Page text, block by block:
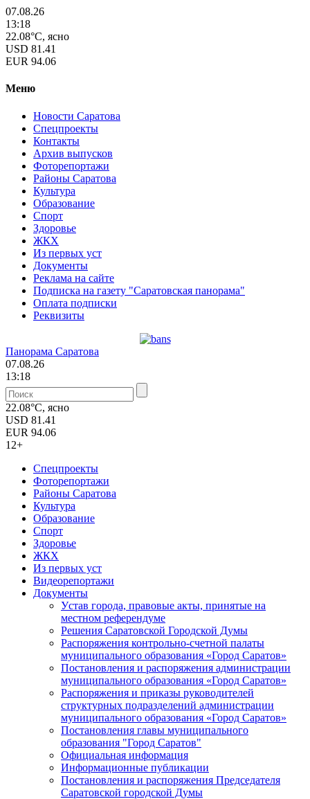
07.08.26
13:18
22.08°C, ясно
USD 81.41
EUR 94.06
Меню
Новости Саратова
Спецпроекты
Контакты
Архив выпусков
Фоторепортажи
Районы Саратова
Культура
Образование
Спорт
Здоровье
ЖКХ
Из пеpвых уст
Документы
Реклама на сайте
Подписка на газету "Саратовская панорама"
Оплата подписки
Реквизиты
Панорама Саратова
07.08.26
13:18
22.08°C, ясно
USD 81.41
EUR 94.06
12+
Спецпроекты
Фоторепортажи
Районы Саратова
Культура
Образование
Спорт
Здоровье
ЖКХ
Из пеpвых уст
Видеорепортажи
Документы
Уcтав города, правовые акты, принятые на
местном референдуме
Решения Саратовской Городской Думы
Распоряжения контрольно-счетной палаты
муниципального образования «Город Саратов»
Постановления и распоряжения администрации
муниципального образования «Город Саратов»
Распоряжения и приказы руководителей
структурных подразделений администрации
муниципального образования «Город Саратов»
Постановления главы муниципального
образования "Город Саратов"
Официальная информация
Информационные публикации
Постановления и распоряжения Председателя
Саратовской городской Думы